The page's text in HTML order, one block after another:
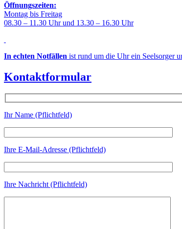
Öffnungszeiten:
Montag bis Freitag
08.30 – 11.30 Uhr und 13.30 – 16.30 Uhr
In echten Notfällen ist rund um die Uhr ein Seelsorger
Kontaktformular
Ihr Name (Pflichtfeld)
Ihre E-Mail-Adresse (Pflichtfeld)
Ihre Nachricht (Pflichtfeld)